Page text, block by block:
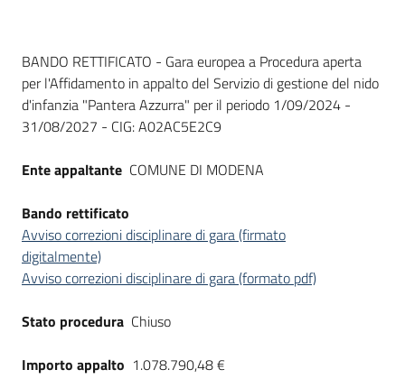
Seguici
su
Dati del bando
BANDO RETTIFICATO - Gara europea a Procedura aperta
per l'Affidamento in appalto del Servizio di gestione del nido
d'infanzia "Pantera Azzurra" per il periodo 1/09/2024 -
31/08/2027 - CIG: A02AC5E2C9
Ente appaltante COMUNE DI MODENA
Bando rettificato
Avviso correzioni disciplinare di gara (firmato
digitalmente)
Avviso correzioni disciplinare di gara (formato pdf)
Stato procedura Chiuso
Importo appalto 1.078.790,48 €